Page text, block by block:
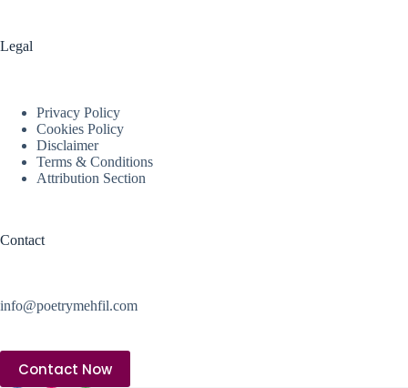
Legal
Privacy Policy
Cookies Policy
Disclaimer
Terms & Conditions
Attribution Section
Contact
info@poetrymehfil.com
Contact Now